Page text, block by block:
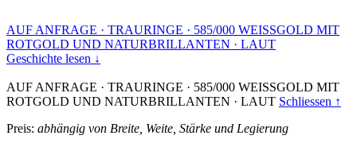
AUF ANFRAGE · TRAURINGE · 585/000 WEISSGOLD MIT
ROTGOLD UND NATURBRILLANTEN · LAUT
Geschichte lesen ↓
AUF ANFRAGE · TRAURINGE · 585/000 WEISSGOLD MIT
ROTGOLD UND NATURBRILLANTEN · LAUT Schliessen ↑
Preis: abhängig von Breite, Weite, Stärke und Legierung